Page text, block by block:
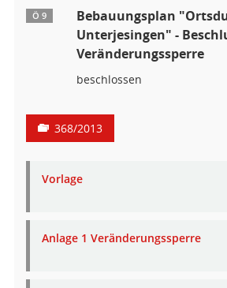
Ö 9
Bebauungsplan
Unterjesingen" -
Veränderungssperre
beschlossen
368/2013
Vorlage
Anlage 1 Veränderungssperre